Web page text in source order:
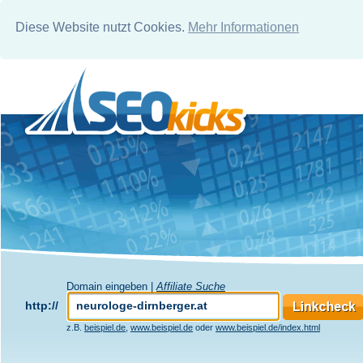
Diese Website nutzt Cookies. Mehr Informationen
Domain eingeben | Affiliate Suche
http://
z.B. beispiel.de www.beispiel.de oder www.beispiel.de/index.html